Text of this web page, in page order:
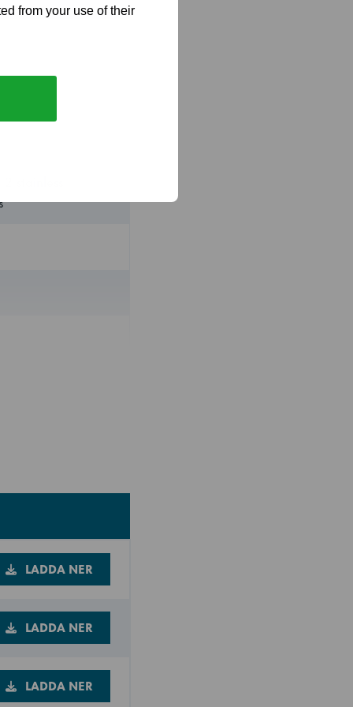
from your use of their
LADDA NER
LADDA NER
LADDA NER